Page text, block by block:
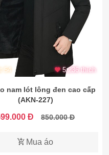
54 5.236 thích
nam lót lông đen cao cấp
(AKN-227)
Đ 850.000 Đ
Mua áo